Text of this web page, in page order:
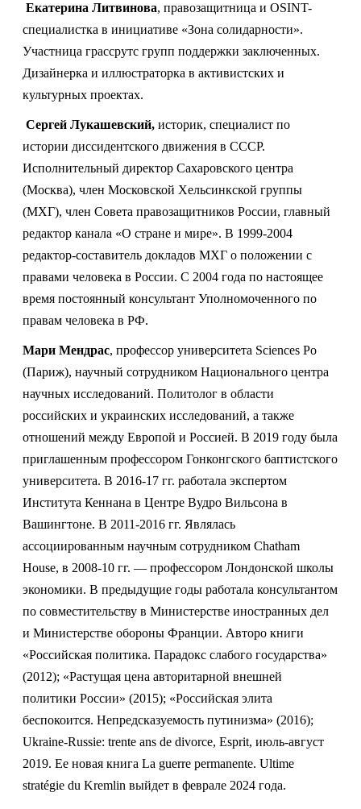
Екатерина Литвинова, правозащитница и OSINT-
специалистка в инициативе «Зона солидарности».
Участница грассрутс групп поддержки заключенных.
Дизайнерка и иллюстраторка в активистских и
культурных проектах.
Сергей Лукашевский, историк, специалист по
истории диссидентского движения в СССР.
Исполнительный директор Сахаровского центра
(Москва), член Московской Хельсинкской группы
(МХГ), член Совета правозащитников России, главный
редактор канала «О стране и мире». В 1999-2004
редактор-составитель докладов МХГ о положении с
правами человека в России. С 2004 года по настоящее
время постоянный консультант Уполномоченного по
правам человека в РФ.
Мари Мендрас, профессор университета Sciences Po
(Париж), научный сотрудником Национального центра
научных исследований. Политолог в области
российских и украинских исследований, а также
отношений между Европой и Россией. В 2019 году была
приглашенным профессором Гонконгского баптистского
университета. В 2016-17 гг. работала экспертом
Института Кеннана в Центре Вудро Вильсона в
Вашингтоне. В 2011-2016 гг. Являлась
ассоциированным научным сотрудником Chatham
House, в 2008-10 гг. — профессором Лондонской школы
экономики. В предыдущие годы работала консультантом
по совместительству в Министерстве иностранных дел
и Министерстве обороны Франции. Авторо книги
«Российская политика. Парадокс слабого государства»
(2012); «Растущая цена авторитарной внешней
политики России» (2015); «Российская элита
беспокоится. Непредсказуемость путинизма» (2016);
Ukraine-Russie: trente ans de divorce, Esprit, июль-август
2019. Ее новая книга La guerre permanente. Ultime
stratégie du Kremlin выйдет в феврале 2024 года.